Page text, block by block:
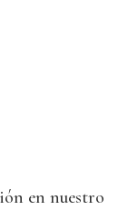
en nuestro